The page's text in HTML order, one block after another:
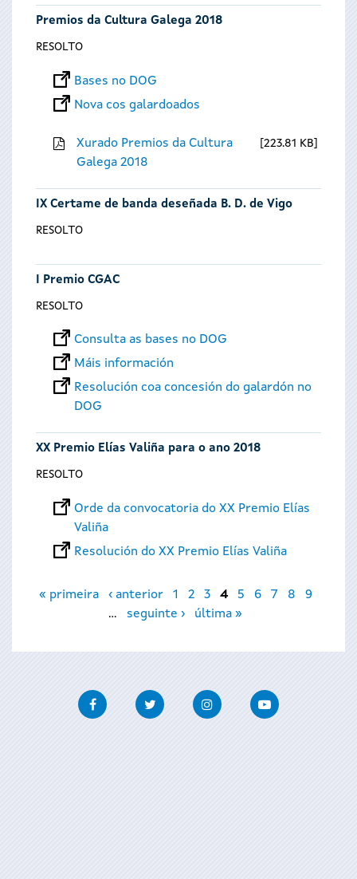
Premios da Cultura Galega 2018
RESOLTO
Bases no DOG
Nova cos galardoados
Xurado Premios da Cultura
Galega 2018
223.81 KB
IX Certame de banda deseñada B. D. de Vigo
RESOLTO
I Premio CGAC
RESOLTO
Consulta as bases no DOG
Máis información
Resolución coa concesión do galardón no
DOG
XX Premio Elías Valiña para o ano 2018
RESOLTO
Orde da convocatoria do XX Premio Elías
Valiña
Resolución do XX Premio Elías Valiña
Páxinas
« primeira ‹ anterior 1 2 3 4 5 6 7 8
9
…
seguinte › última »
FacebookTwitter InstagramYoutube